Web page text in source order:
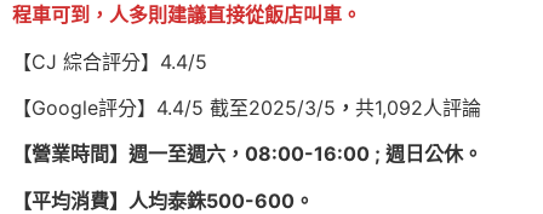
程車可到，人多則建議直接從飯店叫車。
【CJ 綜合評分】4.4/5
【Google評分】4.4/5 截至2025/3/5 ， 共1,092人評論
【營業時間】週一至週六，08:00-16:00 ; 週日公休。
【平均消費】人均泰銖500-600。